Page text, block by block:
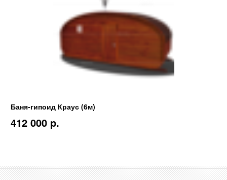
Баня-гипоид Краус (6м)
412 000 p.